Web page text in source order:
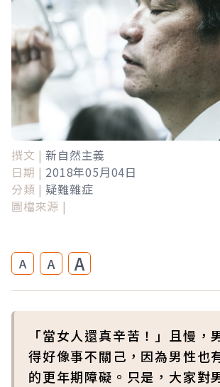
撰文 | 新自然主義
日期 | 2018年05月04日
分類 | 疑難雜症
圖檔來源 |
A A A
「當女人還真辛苦！」且慢，
得好像事不關己，因為男性也
的更年期障礙。只是，大家對